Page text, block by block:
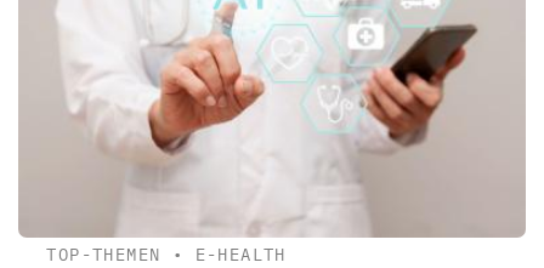
TOP-THEMEN • E-HEALTH